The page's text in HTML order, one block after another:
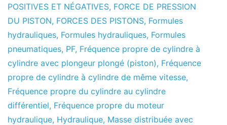
POSITIVES ET NÉGATIVES, FORCE DE PRESSION
DU PISTON, FORCES DES PISTONS, Formules
hydrauliques, Formules hydrauliques, Formules
pneumatiques, PF, Fréquence propre de cylindre à
cylindre avec plongeur plongé (piston), Fréquence
propre de cylindre à cylindre de même vitesse,
Fréquence propre du cylindre au cylindre
différentiel, Fréquence propre du moteur
hydraulique, Hydraulique, Masse distribuée avec